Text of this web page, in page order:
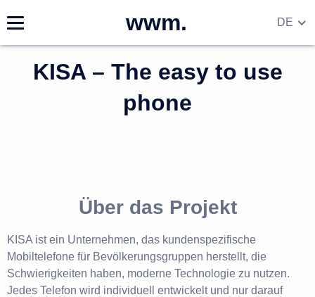
wwm.
EN
DE
RU
KISA – The easy to use
phone
Über das Projekt
KISA ist ein Unternehmen, das kundenspezifische
Mobiltelefone für Bevölkerungsgruppen herstellt, die
Schwierigkeiten haben, moderne Technologie zu nutzen.
Jedes Telefon wird individuell entwickelt und nur darauf